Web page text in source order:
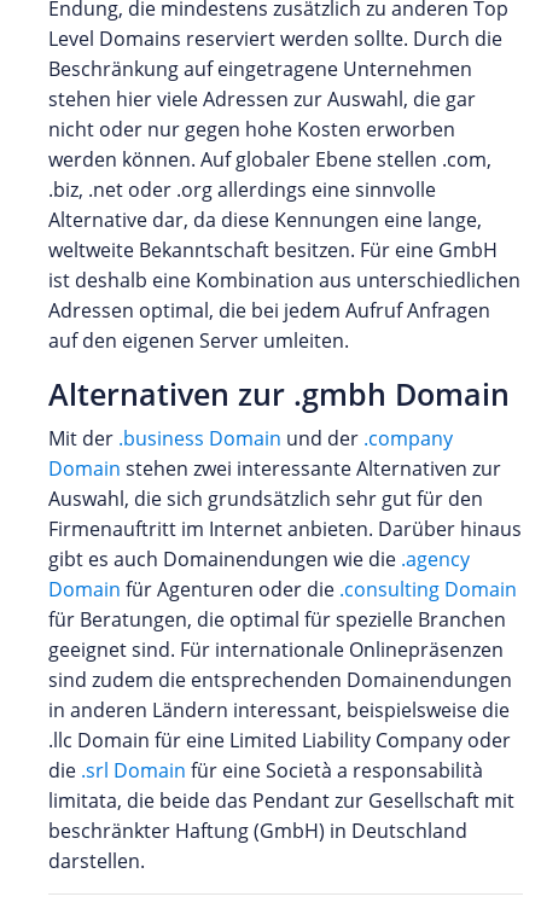
Endung, die mindestens zusätzlich zu anderen Top
Level Domains reserviert werden sollte. Durch die
Beschränkung auf eingetragene Unternehmen
stehen hier viele Adressen zur Auswahl, die gar
nicht oder nur gegen hohe Kosten erworben
werden können. Auf globaler Ebene stellen .com,
.biz, .net oder .org allerdings eine sinnvolle
Alternative dar, da diese Kennungen eine lange,
weltweite Bekanntschaft besitzen. Für eine GmbH
ist deshalb eine Kombination aus unterschiedlichen
Adressen optimal, die bei jedem Aufruf Anfragen
auf den eigenen Server umleiten.
Alternativen zur .gmbh Domain
Mit der .business Domain und der .company
Domain stehen zwei interessante Alternativen zur
Auswahl, die sich grundsätzlich sehr gut für den
Firmenauftritt im Internet anbieten. Darüber hinaus
gibt es auch Domainendungen wie die .agency
Domain für Agenturen oder die .consulting Domain
für Beratungen, die optimal für spezielle Branchen
geeignet sind. Für internationale Onlinepräsenzen
sind zudem die entsprechenden Domainendungen
in anderen Ländern interessant, beispielsweise die
.llc Domain für eine Limited Liability Company oder
die .srl Domain für eine Società a responsabilità
limitata, die beide das Pendant zur Gesellschaft mit
beschränkter Haftung (GmbH) in Deutschland
darstellen.